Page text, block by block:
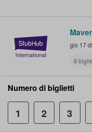
gio 17
8
Numero di biglietti
1 2 3